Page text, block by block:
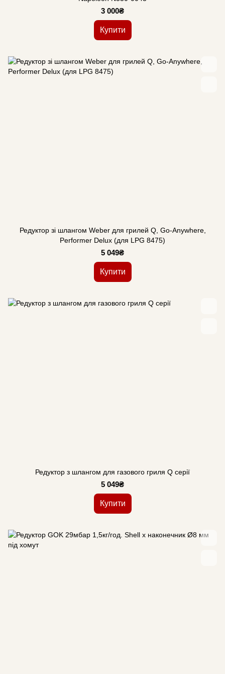
3 000₴
Купити
Редуктор зі шлангом Weber для грилей Q, Go-Anywhere,
Performer Delux (для LPG 8475)
5 049₴
Купити
Редуктор з шлангом для газового гриля Q серії
5 049₴
Купити